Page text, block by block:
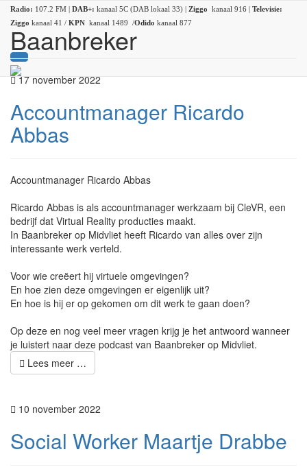
Radio: 107.2 FM | DAB+: kanaal 5C (DAB lokaal 33) | Ziggo kanaal 916 | Televisie:
Ziggo kanaal 41 / KPN kanaal 1489 /Odido kanaal 877
Baanbreker
17 november 2022
Accountmanager Ricardo
Abbas
Accountmanager Ricardo Abbas
Ricardo Abbas is als accountmanager werkzaam bij CleVR, een
bedrijf dat Virtual Reality producties maakt.
In Baanbreker op Midvliet heeft Ricardo van alles over zijn
interessante werk verteld.
Voor wie creëert hij virtuele omgevingen?
En hoe zien deze omgevingen er eigenlijk uit?
En hoe is hij er op gekomen om dit werk te gaan doen?
Op deze en nog veel meer vragen krijg je het antwoord wanneer
je luistert naar deze podcast van Baanbreker op Midvliet.
Lees meer …
10 november 2022
Social Worker Maartje Drabbe